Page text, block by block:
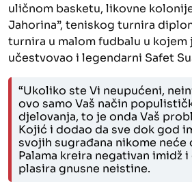
uličnom basketu, likovne
Jahorina”, teniskog turnira
turnira u malom fudbalu u kojem
učestvovao i legendarni Safet
“Ukoliko ste Vi neupućeni,
ovo samo Vaš način
djelovanja, to je onda Vaš
Kojić i dodao da sve dok god
svojih sugrađana nikome neće
Palama kreira negativan imidž
plasira gnusne neistine.